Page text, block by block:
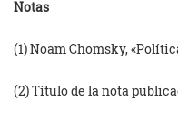
Notas
(1) Noam Chomsky,
(2) Título de la nota